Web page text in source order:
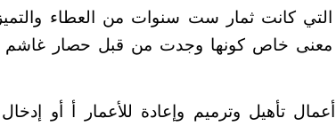
التي كانت ثمار ست سنوات من العطاء
معنى خاص كونها وجدت من قبل حصار غاشم
تأهيل وترميم وإعادة للأعمار أ أو